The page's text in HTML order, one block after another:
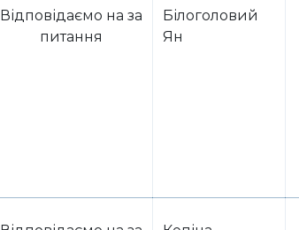
Відповідаємо на за
питання
Білоголовий
Ян